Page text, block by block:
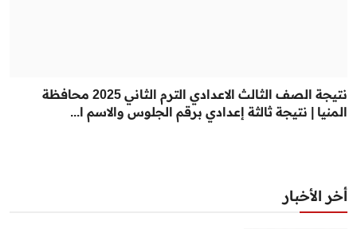
نتيجة الصف الثالث الاعدادي الترم الثاني 2025 محافظة
المنيا | نتيجة ثالثة إعدادي برقم الجلوس والاسم ا...
أخر الأخبار